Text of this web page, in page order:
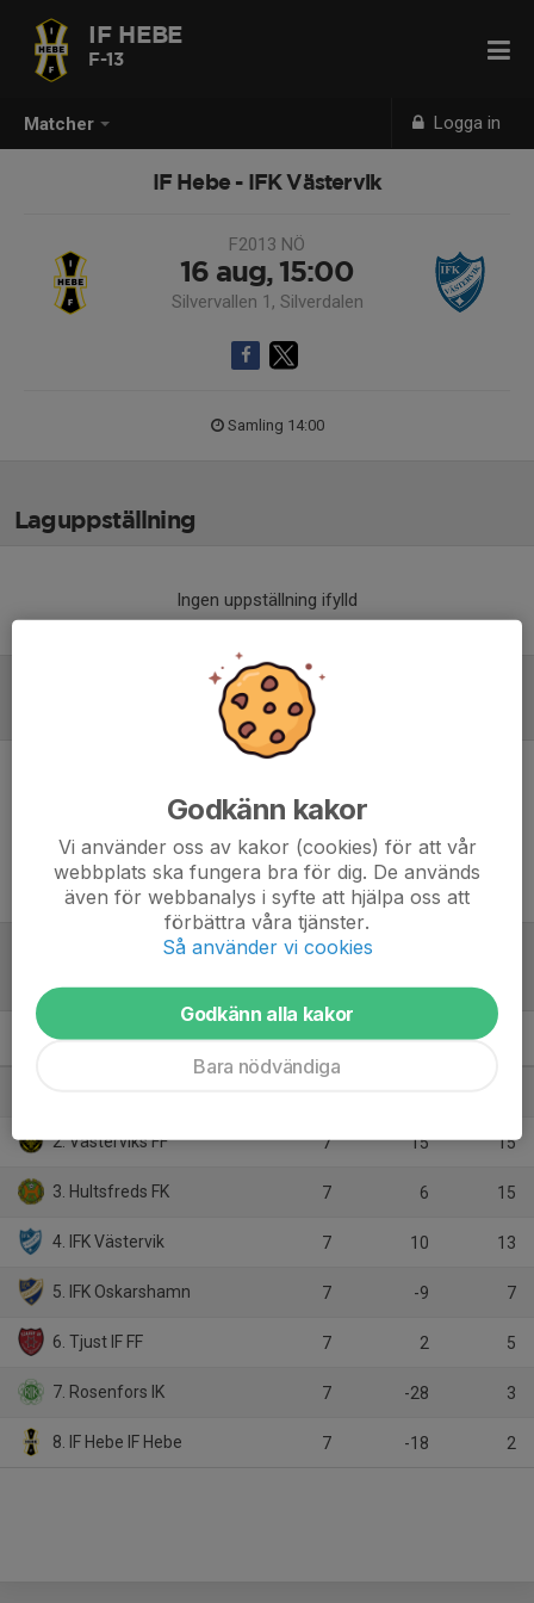
Matcher Logga in
IF HEBE
F-13
IF Hebe - IFK Västervik
F2013 NÖ
16 aug, 15:00
Silvervallen 1, Silverdalen
Samling 14:00
Laguppställning
Ingen uppställning ifylld
Inget skrivet
Tabell
2. Västerviks FF 7 15 15
3. Hultsfreds FK 7 6 15
4. IFK Västervik 7 10 13
5. IFK Oskarshamn 7 -9 7
6. Tjust IF FF 7 2 5
7. Rosenfors IK 7 -28 3
8. IF Hebe IF Hebe 7 -18 2
Godkänn kakor
Vi använder oss av kakor (cookies) för att vår
webbplats ska fungera bra för dig. De används
även för webbanalys i syfte att hjälpa oss att
förbättra våra tjänster.
Så använder vi cookies
Godkänn alla kakor
Bara nödvändiga